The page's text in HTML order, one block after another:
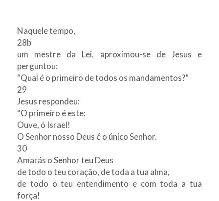
Naquele tempo,
28b
um mestre da Lei, aproximou-se de Jesus e
perguntou:
“Qual é o primeiro de todos os mandamentos?”
29
Jesus respondeu:
“O primeiro é este:
Ouve, ó Israel!
O Senhor nosso Deus é o único Senhor.
30
Amarás o Senhor teu Deus
de todo o teu coração, de toda a tua alma,
de todo o teu entendimento e com toda a tua
força!